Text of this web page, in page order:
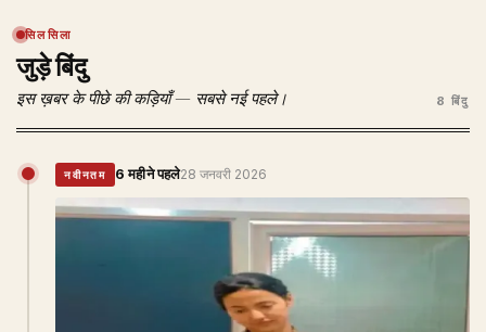
सिलसिला
जुड़े बिंदु
इस ख़बर के पीछे की कड़ियाँ — सबसे नई पहले। 8 बिंदु
नवीनतम 6 महीने पहले28 जनवरी 2026